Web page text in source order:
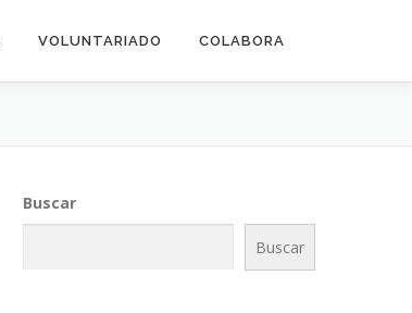
VOLUNTARIADO COLABORA
Buscar
Buscar